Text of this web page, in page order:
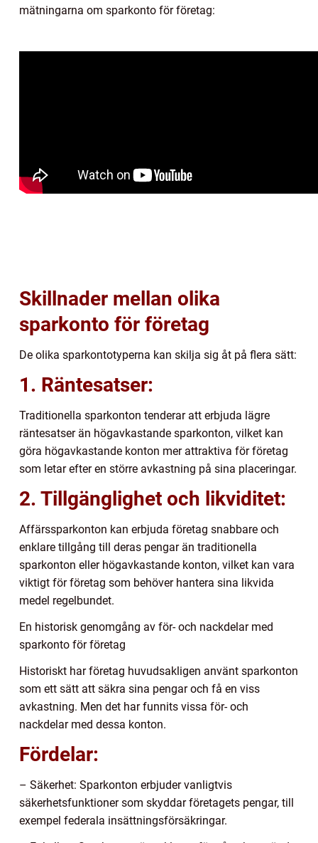
mätningarna om sparkonto för företag:
Skillnader mellan olika
sparkonto för företag
De olika sparkontotyperna kan skilja sig åt på flera sätt:
1. Räntesatser:
Traditionella sparkonton tenderar att erbjuda lägre
räntesatser än högavkastande sparkonton, vilket kan
göra högavkastande konton mer attraktiva för företag
som letar efter en större avkastning på sina placeringar.
2. Tillgänglighet och likviditet:
Affärssparkonton kan erbjuda företag snabbare och
enklare tillgång till deras pengar än traditionella
sparkonton eller högavkastande konton, vilket kan vara
viktigt för företag som behöver hantera sina likvida
medel regelbundet.
En historisk genomgång av för- och nackdelar med
sparkonto för företag
Historiskt har företag huvudsakligen använt sparkonton
som ett sätt att säkra sina pengar och få en viss
avkastning. Men det har funnits vissa för- och
nackdelar med dessa konton.
Fördelar:
– Säkerhet: Sparkonton erbjuder vanligtvis
säkerhetsfunktioner som skyddar företagets pengar, till
exempel federala insättningsförsäkringar.